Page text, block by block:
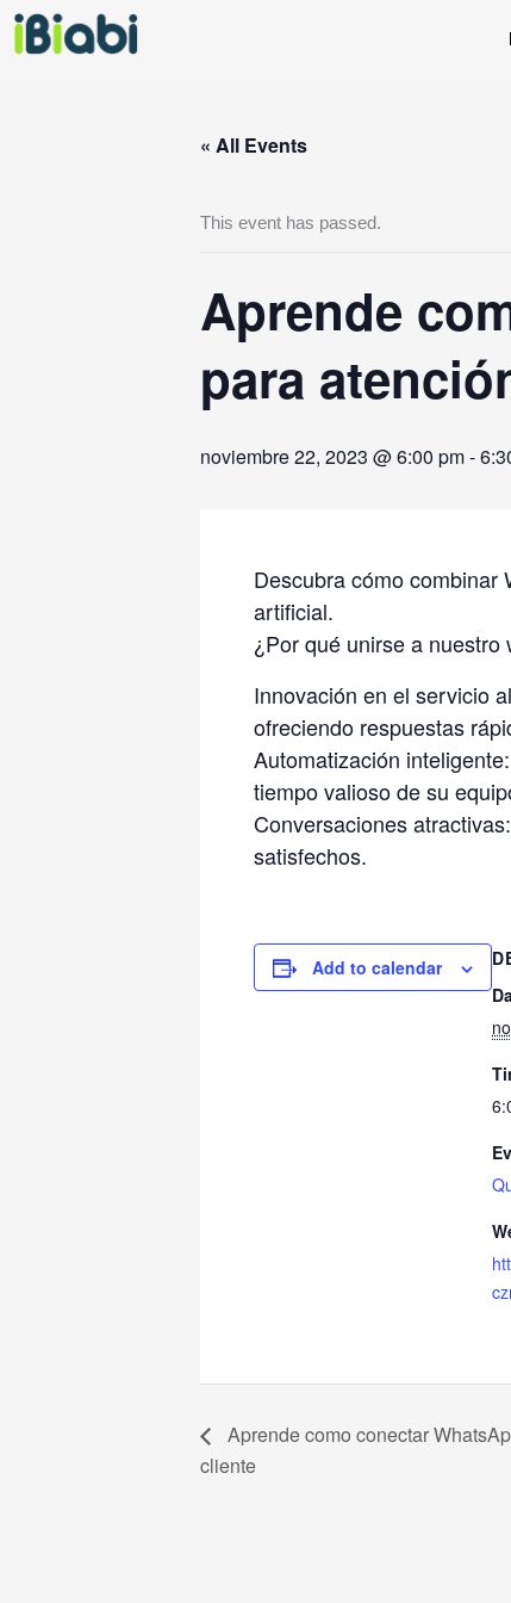
« All Events
This event has passed.
Aprende
para
noviembre 22, 2023 @ 6:00 pm-
Descubra cómo combinar
artificial.
¿Por qué unirse a nuestro
Innovación en el servicio
ofreciendo respuestas
Automatización
tiempo valioso de su
Conversaciones
satisfechos.
Add to calendar
Aprende como conectar
cliente